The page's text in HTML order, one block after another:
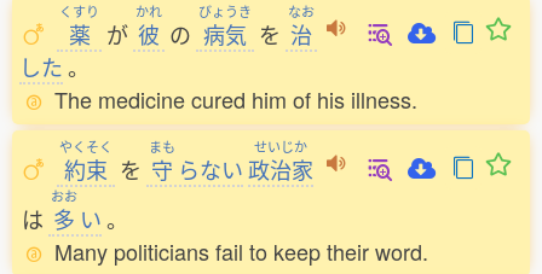
くすり
薬 が
かれ
彼 の
びょうき
病気 を
なお
治
した。
The medicine cured him of his illness.
やくそく
約束 を
まも
守 らない
せいじか
政治家
は
おお
多 い。
Many politicians fail to keep their word.